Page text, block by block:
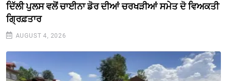
ਦਿੱਲੀ ਪੁਲਸ ਵਲੋਂ ਚਾਈਨਾ ਡੋਰ ਦੀਆਂ ਚਰਖੜੀਆਂ ਸਮੇਤ ਦੋ ਵਿਅਕਤੀ
ਗ੍ਰਿਫ਼ਤਾਰ
AUGUST 4, 2026